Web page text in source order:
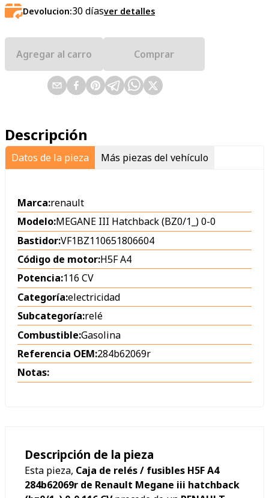
Devolucion:30díasver detalles
Agregar al carro Comprar
Descripción
Datos de la pieza Más piezas del vehículo
Marca:renault
Modelo:MEGANE III Hatchback (BZ0/1_) 0-0
Bastidor:VF1BZ110651806604
Código de motor:H5F A4
Potencia:116 CV
Categoría:electricidad
Subcategoría:relé
Combustible:Gasolina
Referencia OEM:284b62069r
Notas:
Descripción de la pieza
Esta pieza, Caja de relés / fusibles H5F A4
284b62069r de Renault Megane iii hatchback